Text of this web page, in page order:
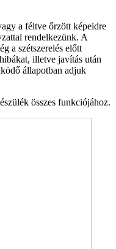
a féltve őrzött képeidre
rendelkezünk. A
a szétszerelés előtt
illetve javítás után
állapotban adjuk
összes funkciójához.